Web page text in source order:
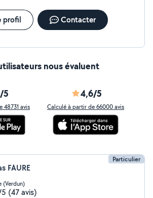
profil Contacter
nous évaluent
5
48731 avis
4,6/5
Calculé à partir de 66000 avis
Particulier
FAURE
(Verdun)
(47 avis)